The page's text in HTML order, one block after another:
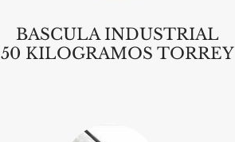
BASCULA INDUSTRIAL
50 KILOGRAMOS TORREY